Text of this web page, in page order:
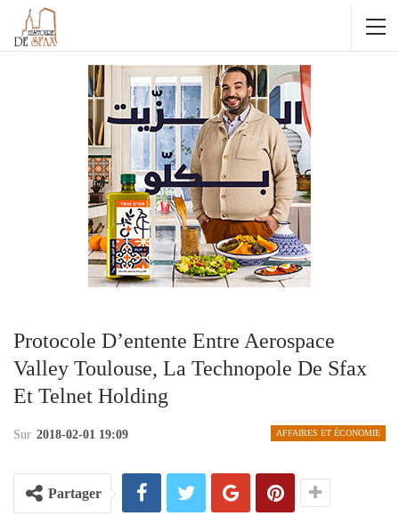
Protocole D’entente Entre Aerospace
Valley Toulouse, La Technopole De Sfax
Et Telnet Holding
AFFAIRES ET ÉCONOMIE
Sur 2018-02-01 19:09
Partager